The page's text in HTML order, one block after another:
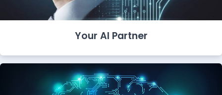
Your AI Partner